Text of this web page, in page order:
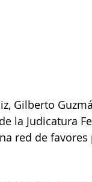
Gilberto
la Judicatura
red de